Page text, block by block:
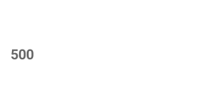
500